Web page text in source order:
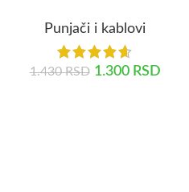
Punjači i kablovi
1.430RSD 1.300 RSD